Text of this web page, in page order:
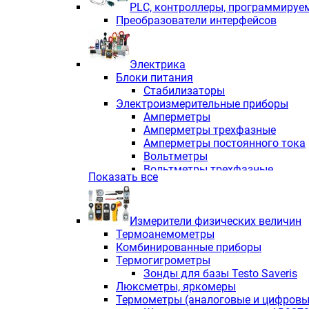
PLС, контроллеры,
Преобразователи интерфейсов
Электрика
Блоки питания
Стабилизаторы
Электроизмерительные приборы
Амперметры
Амперметры трехфазные
Амперметры постоянного тока
Вольтметры
Вольтметры трехфазные
Вольтметры постоянного тока
Индикаторы аналоговых
Измерители COS F
Комбинированные приборы
Комбинированные приборы
Комбинированные приборы
Анализаторы качества
Анализаторы мощности
Показать все
Измерители физических величин
Термоанемометры
Комбинированные приборы
Термогигрометры
Зонды для базы Testo Saveris
Люксметры, яркомеры
Термометры (аналоговые и